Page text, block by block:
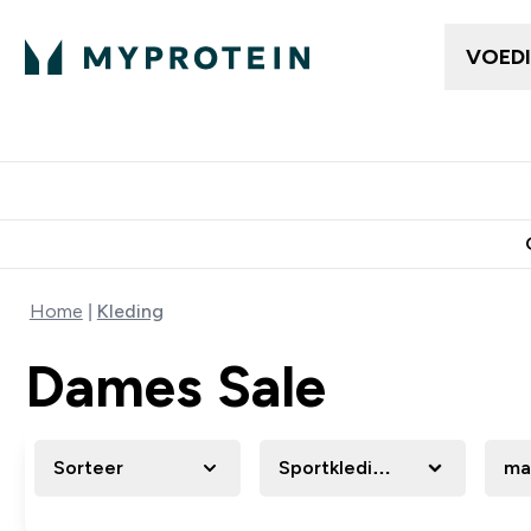
Home Kleding
Dames Sale
Sorteer Sportkleding